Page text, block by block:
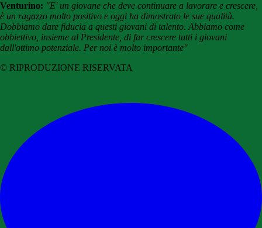
Venturino: "E' un giovane che deve continuare a lavorare e crescere,
è un ragazzo molto positivo e oggi ha dimostrato le sue qualità.
Dobbiamo dare fiducia a questi giovani di talento. Abbiamo come
obbiettivo, insieme al Presidente, di far crescere tutti i giovani
dall'ottimo potenziale. Per noi è molto importante"
© RIPRODUZIONE RISERVATA